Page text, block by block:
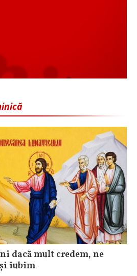
dacă mult credem, ne
iubim